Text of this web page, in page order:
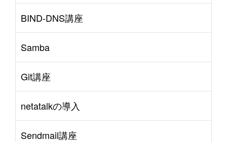
BIND-DNS講座
Samba
Git講座
netatalkの導入
Sendmail講座